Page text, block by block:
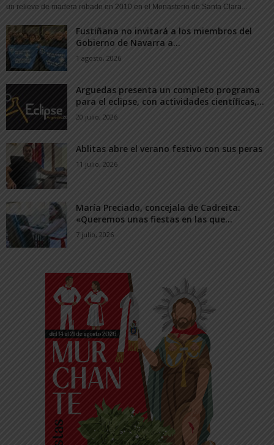
un relieve de madera robado en 2010 en el Monasterio de Santa Clara...
Fustiñana no invitará a los miembros del
Gobierno de Navarra a...
1 agosto, 2026
Arguedas presenta un completo programa
para el eclipse, con actividades científicas,...
20 julio, 2026
Ablitas abre el verano festivo con sus peras
11 julio, 2026
María Preciado, concejala de Cadreita:
«Queremos unas fiestas en las que...
7 julio, 2026